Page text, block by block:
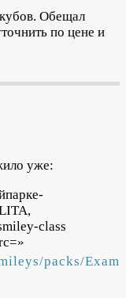
Обещал
по цене и
уже:
class
packs/